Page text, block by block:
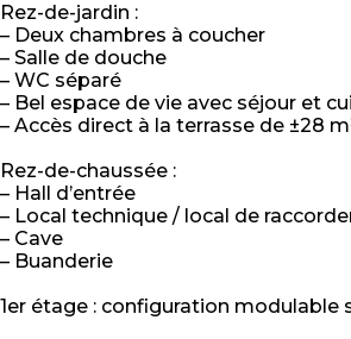
Rez-de-jardin :
– Deux chambres à coucher
– Salle de douche
– WC séparé
– Bel espace de vie avec séjour et
– Accès direct à la terrasse de ±28
Rez-de-chaussée :
– Hall d’entrée
– Local technique / local de
– Cave
– Buanderie
1er étage : configuration modulable